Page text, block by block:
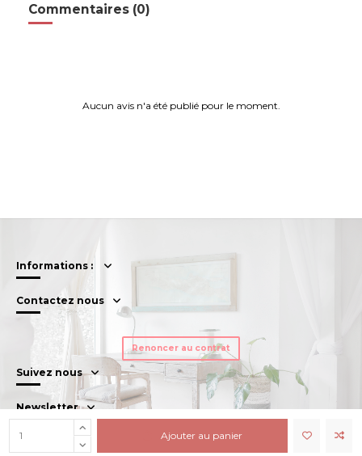
Ajouter au panier
Commentaires (0)
Aucun avis n'a été publié pour le moment.
Informations :
Contactez nous
Renoncer au contrat
Suivez nous
Newsletter